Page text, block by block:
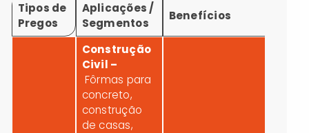
Tipos de
Pregos
Aplicações /
Segmentos
Benefícios
Construção
Civil –
Fôrmas para
concreto,
construção
de casas,